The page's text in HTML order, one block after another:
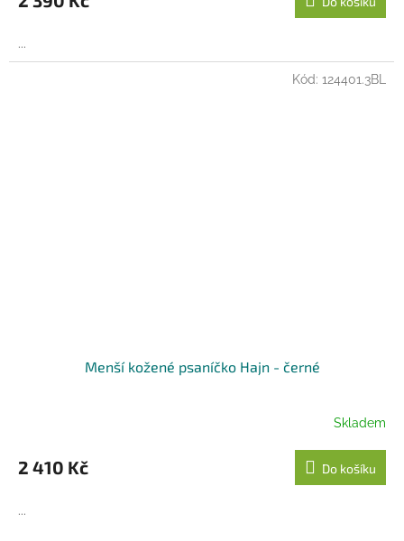
A
...
Menší kožené psaníčko Hajn - černé
Skladem
2 410 Kč Do košíku
...
Kód: 124401.3BL